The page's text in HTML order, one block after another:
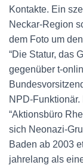
Kontakte. Ein
Neckar-Region
dem Foto um
“Die Statur, das
gegenüber t-
NPD-
“Aktionsbüro
sich Neonazi-
Baden ab 2003
jahrelang als